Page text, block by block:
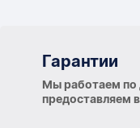
Гарантии
Мы работаем по
предоставляем